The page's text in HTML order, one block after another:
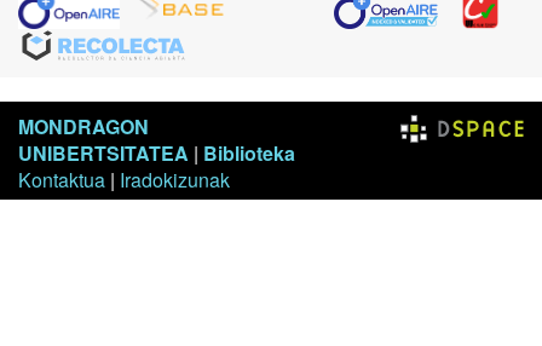
MONDRAGON
UNIBERTSITATEA | Biblioteka
Kontaktua | Iradokizunak